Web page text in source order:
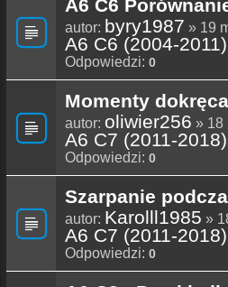
A6 C6
autor: byry1987 » 19
A6 C6 (2004-2011)
Odpowiedzi: 0
Momenty
autor: oliwier256 » 18
A6 C7 (2011-2018)
Odpowiedzi: 0
Szarpanie
autor: Karolll1985 »
A6 C7 (2011-2018)
Odpowiedzi: 0